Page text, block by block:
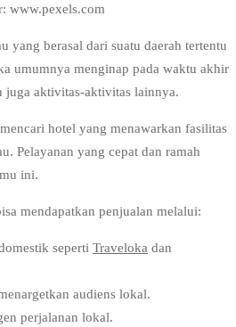
www.pexels.com
yang berasal dari suatu daerah tertentu
umumnya menginap pada waktu akhir
juga aktivitas-aktivitas lainnya.
hotel yang menawarkan fasilitas
Pelayanan yang cepat dan ramah
ini.
mendapatkan penjualan melalui:
seperti Traveloka dan
audiens lokal.
perjalanan lokal.